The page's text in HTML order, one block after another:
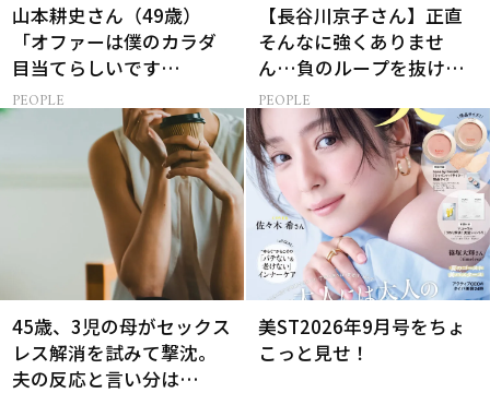
山本耕史さん（49歳）
「オファーは僕のカラダ
目当てらしいです
（笑）」全編英語ミュー
ジカルへの挑戦
PEOPLE
【長谷川京子さん】正直
そんなに強くありませ
ん…負のループを抜ける
15分の習慣とは?
PEOPLE
45歳、3児の母がセックス
レス解消を試みて撃沈。
夫の反応と言い分は…
美ST2026年9月号をちょ
こっと見せ！